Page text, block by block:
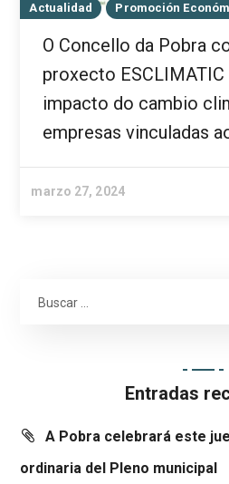
Actualidad Promoción
O Concello da Pobra
proxecto
impacto do cambio
empresas vinculadas
marzo 27, 2024
Entradas
A Pobra celebrará este
ordinaria del Pleno municipal